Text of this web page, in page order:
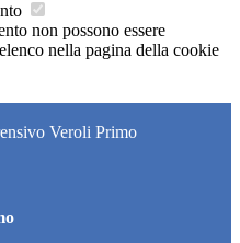
non possono essere
nella pagina della cookie
Veroli Primo